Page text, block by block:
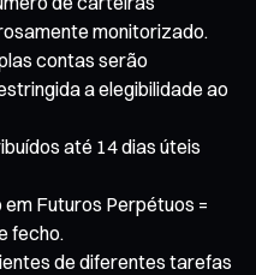
monitorizado.
contas serão
a elegibilidade ao
até 14 dias úteis
Futuros Perpétuos =
fecho.
de diferentes tarefas